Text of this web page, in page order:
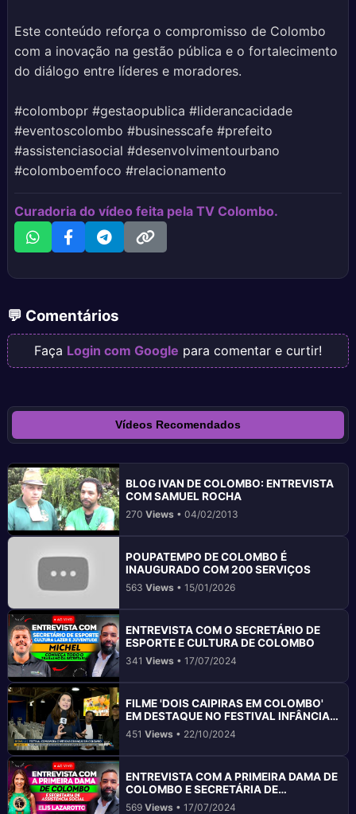
Este conteúdo reforça o compromisso de Colombo
com a inovação na gestão pública e o fortalecimento
do diálogo entre líderes e moradores.
#colombopr #gestaopublica #liderancacidade
#eventoscolombo #businesscafe #prefeito
#assistenciasocial #desenvolvimentourbano
#colomboemfoco #relacionamento
Curadoria do vídeo feita pela TV Colombo.
💬 Comentários
Faça Login com Google para comentar e curtir!
Vídeos Recomendados
BLOG IVAN DE COLOMBO: ENTREVISTA
COM SAMUEL ROCHA
270Views • 04/02/2013
POUPATEMPO DE COLOMBO É
INAUGURADO COM 200 SERVIÇOS
563Views • 15/01/2026
ENTREVISTA COM O SECRETÁRIO DE
ESPORTE E CULTURA DE COLOMBO
341Views • 17/07/2024
FILME 'DOIS CAIPIRAS EM COLOMBO'
EM DESTAQUE NO FESTIVAL INFÂNCIA
FELIZ
451Views • 22/10/2024
ENTREVISTA COM A PRIMEIRA DAMA DE
COLOMBO E SECRETÁRIA DE
ASSISTÊNCIA SOCIAL ELIS LAZAROTTO
569Views • 17/07/2024